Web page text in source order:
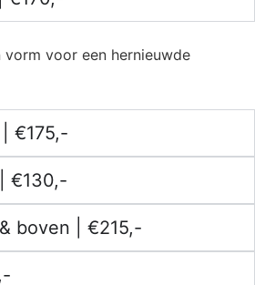
vorm voor een hernieuwde
€175,-
€130,-
boven | €215,-